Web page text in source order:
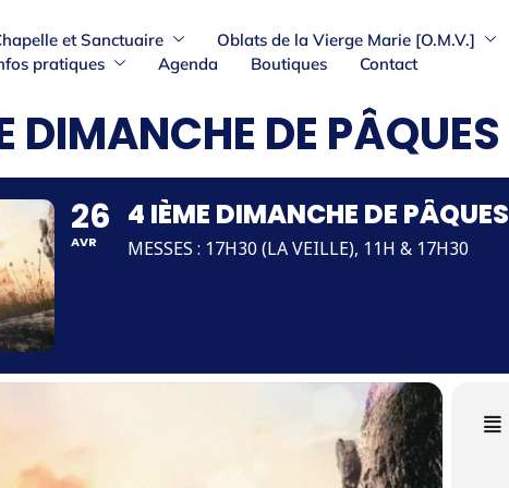
et Sanctuaire Oblats de la Vierge Marie [O.M.V.]
pratiques
Agenda Boutiques Contact
DIMANCHE DE PÂQUES
26
AVR
4 IÈME DIMANCHE DE PÂQUES
MESSES : 17H30 (LA VEILLE), 11H & 17H30